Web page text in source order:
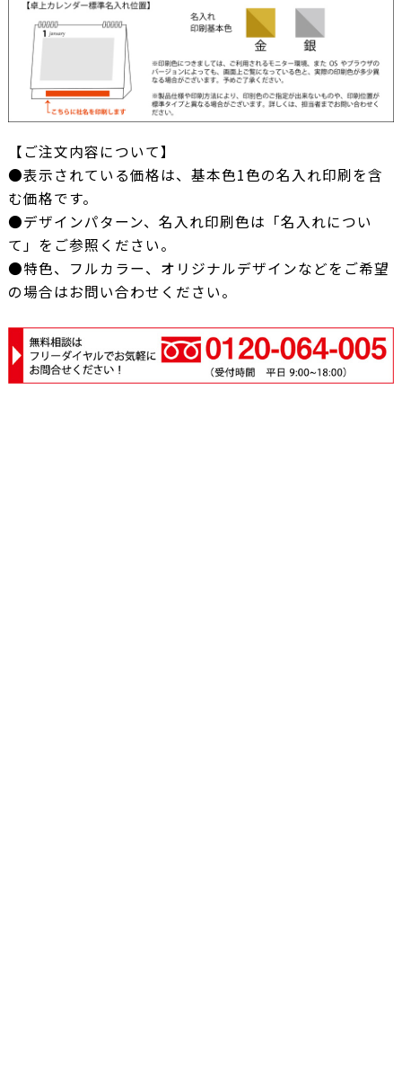
【ご注文内容について】
●表示されている価格は、基本色1色の名入れ印刷を含
む価格です。
●デザインパターン、名入れ印刷色は「名入れについ
て」をご参照ください。
●特色、フルカラー、オリジナルデザインなどをご希望
の場合はお問い合わせください。